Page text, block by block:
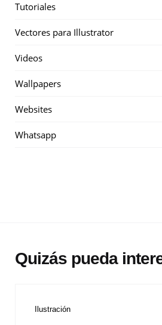
Tutoriales
Vectores para Illustrator
Videos
Wallpapers
Websites
Whatsapp
Quizás pueda
Ilustración